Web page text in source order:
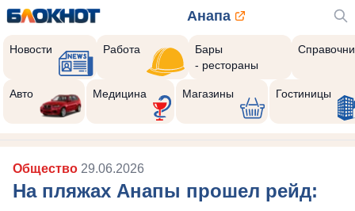
Анапа
Новости Работа
Бары
- рестораны
Авто Медицина Магазины Гостиницы
Общество 29.06.2026
На пляжах Анапы прошел рейд: